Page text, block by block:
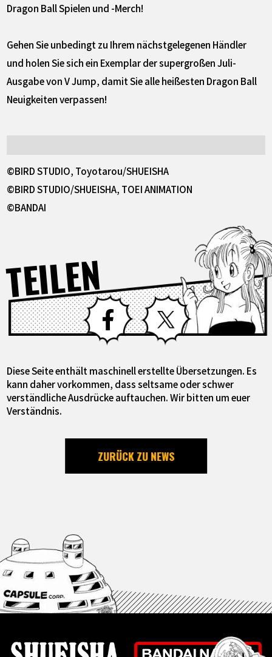
Dragon Ball Spielen und -Merch!
Gehen Sie unbedingt zu Ihrem nächstgelegenen Händler
und holen Sie sich ein Exemplar der supergroßen Juli-
Ausgabe von V Jump, damit Sie alle heißesten Dragon Ball
Neuigkeiten verpassen!
©BIRD STUDIO, Toyotarou/SHUEISHA
©BIRD STUDIO/SHUEISHA, TOEI ANIMATION
©BANDAI
TEILEN Facebook X
Diese Seite enthält maschinell erstellte Übersetzungen. Es
kann daher vorkommen, dass seltsame oder schwer
verständliche Ausdrücke auftauchen. Wir bitten um euer
Verständnis.
ZURÜCK ZU NEWS